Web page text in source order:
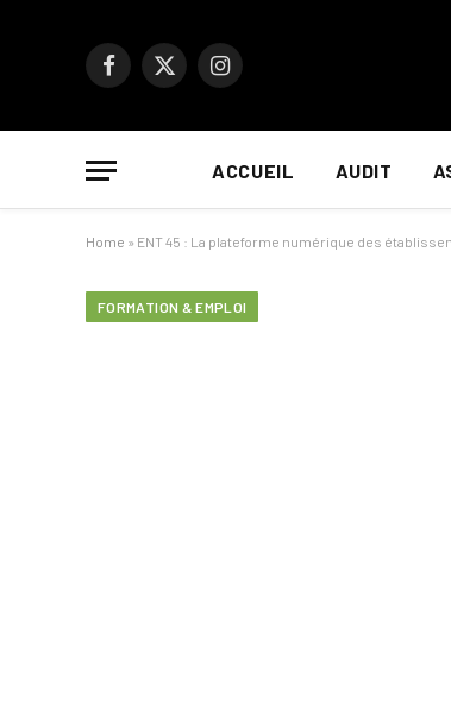
Facebook
X
Instagram
ACCUEIL AUDIT
Home » ENT 45 : La plateforme numérique des
FORMATION & EMPLOI